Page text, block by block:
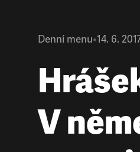
Denní menu•14. 6.
V